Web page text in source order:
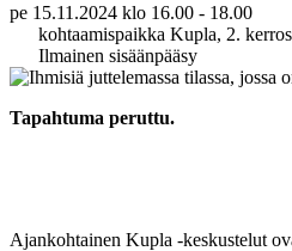
pe 15.11.2024 klo 16.00 - 18.00
kohtaamispaikka Kupla, 2. kerros
Ilmainen sisäänpääsy
Tapahtuma peruttu.
Ajankohtainen Kupla -keskustelut